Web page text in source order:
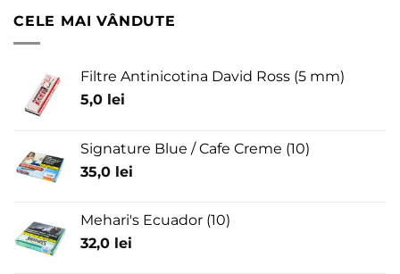
CELE MAI VÂNDUTE
Filtre Antinicotina David Ross (5 mm)
5,0 lei
Signature Blue / Cafe Creme (10)
35,0 lei
Mehari's Ecuador (10)
32,0 lei